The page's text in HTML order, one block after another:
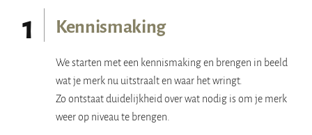
1 Kennismaking
We starten met een kennismaking en brengen in beeld
wat je merk nu uitstraalt en waar het wringt.
Zo ontstaat duidelijkheid over wat nodig is om je merk
weer op niveau te brengen.